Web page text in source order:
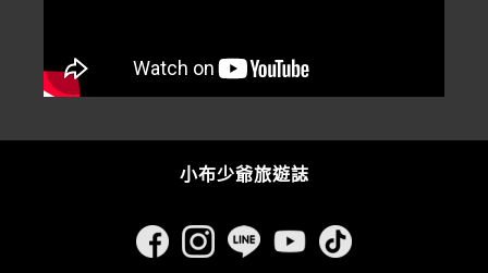
小布少爺旅遊誌